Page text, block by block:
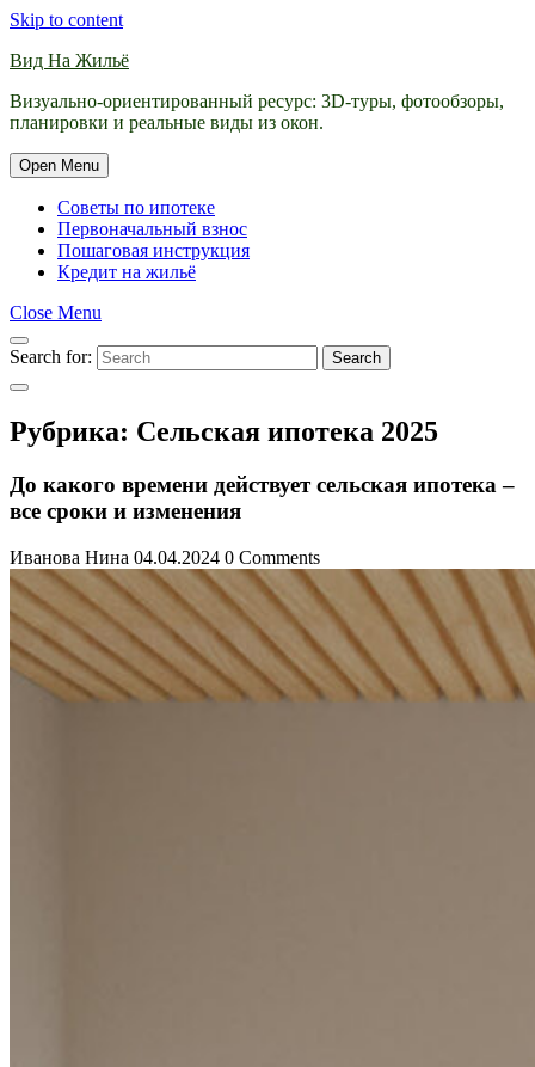
Skip to content
Вид На Жильё
Визуально-ориентированный ресурс: 3D-туры, фотообзоры,
планировки и реальные виды из окон.
Open Menu
Советы по ипотеке
Первоначальный взнос
Пошаговая инструкция
Кредит на жильё
Close Menu
Search for: Search
Рубрика: Сельская ипотека 2025
До какого времени действует сельская ипотека –
все сроки и изменения
Иванова Нина 04.04.2024 0 Comments